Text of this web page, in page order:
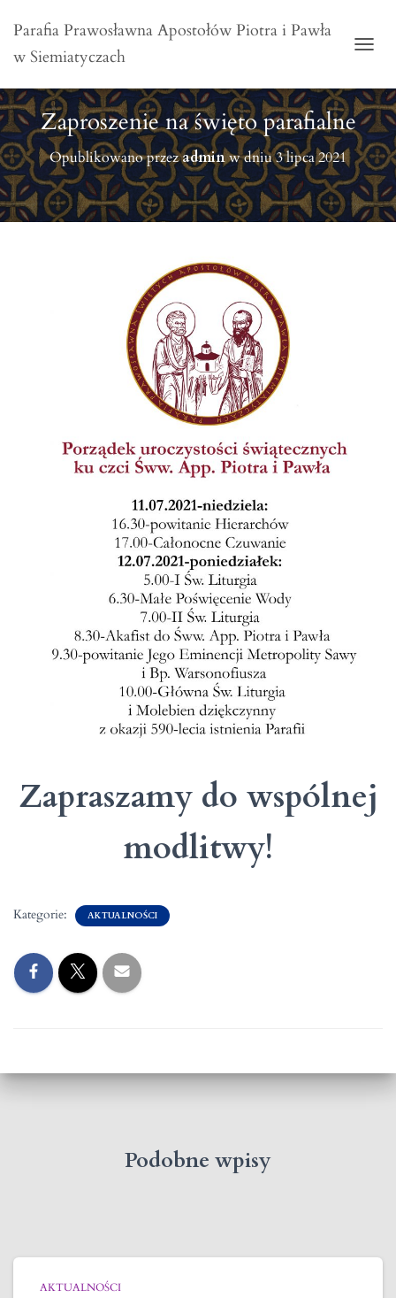
Parafia Prawosławna Apostołów Piotra i Pawła
w Siemiatyczach
Zaproszenie na święto parafialne
Opublikowano przezadminw dniu3 lipca 2021
Zapraszamy do wspólnej
modlitwy!
Kategorie: AKTUALNOŚCI
Podobne wpisy
AKTUALNOŚCI